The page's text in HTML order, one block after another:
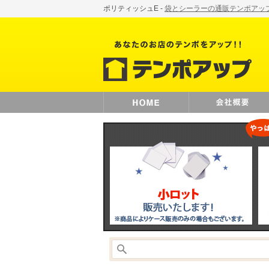
ポリティッシュE - 袋とシーラーの通販テンポアッ